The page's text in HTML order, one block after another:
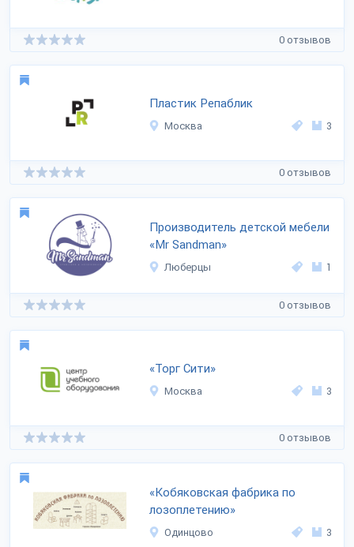
0 отзывов
Пластик Репаблик
Москва 3
0 отзывов
Производитель детской мебели
«Mr Sandman»
Люберцы 1
0 отзывов
«Торг Сити»
Москва 3
0 отзывов
«Кобяковская фабрика по
лозоплетению»
Одинцово 3